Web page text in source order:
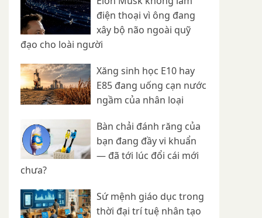
điện thoại vì ông đang
xây bộ não ngoài quỹ
đạo cho loài người
Xăng sinh học E10 hay
E85 đang uống cạn nước
ngầm của nhân loại
Bàn chải đánh răng của
bạn đang đầy vi khuẩn
— đã tới lúc đổi cái mới
chưa?
Sứ mệnh giáo dục trong
thời đại trí tuệ nhân tạo